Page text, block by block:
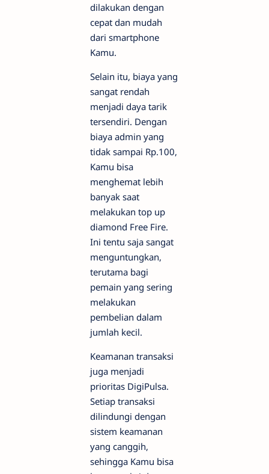
dilakukan dengan
cepat dan mudah
dari smartphone
Kamu.
Selain itu, biaya yang
sangat rendah
menjadi daya tarik
tersendiri. Dengan
biaya admin yang
tidak sampai Rp.100,
Kamu bisa
menghemat lebih
banyak saat
melakukan top up
diamond Free Fire.
Ini tentu saja sangat
menguntungkan,
terutama bagi
pemain yang sering
melakukan
pembelian dalam
jumlah kecil.
Keamanan transaksi
juga menjadi
prioritas DigiPulsa.
Setiap transaksi
dilindungi dengan
sistem keamanan
yang canggih,
sehingga Kamu bisa